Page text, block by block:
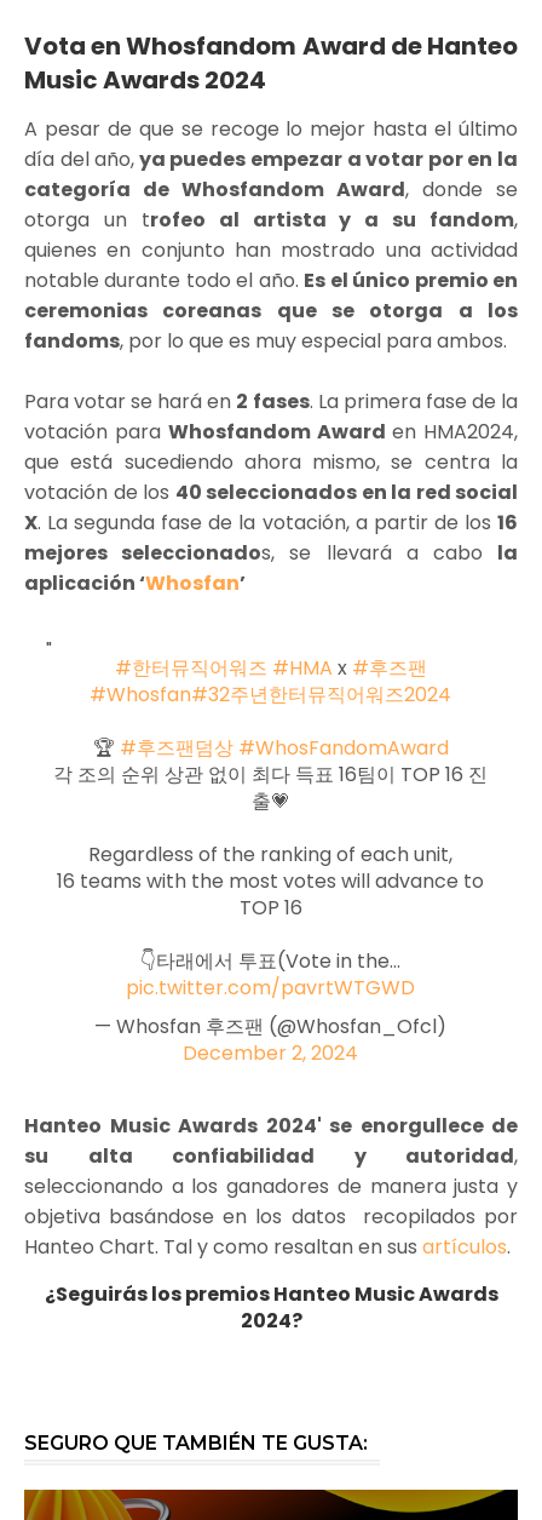
Vota en Whosfandom Award de Hanteo
Music Awards 2024
A pesar de que se recoge lo mejor hasta el último
día del año,ya puedes empezar a votar por en la
categoría de Whosfandom Award, donde se
otorga un trofeo al artista y a su fandom,
quienes en conjunto han mostrado una actividad
notable durante todo el año. Es el único premio en
ceremonias coreanas que se otorga a los
fandoms, por lo que es muy especial para ambos.
Para votar se hará en 2 fases. La primera fase de la
votación para Whosfandom Award en HMA2024,
que está sucediendo ahora mismo, se centra la
votación de los 40 seleccionados en la red social
X. La segunda fase de la votación, a partir de los 16
mejores seleccionados, se llevará a cabo la
aplicación ‘Whosfan’
#한터뮤직어워즈 #HMA x #후즈팬
#Whosfan#32주년한터뮤직어워즈2024
🏆 #후즈팬덤상 #WhosFandomAward
각 조의 순위 상관 없이 최다 득표 16팀이 TOP 16 진
출💗
Regardless of the ranking of each unit,
16 teams with the most votes will advance to
TOP 16
👇타래에서 투표(Vote in the…
pic.twitter.com/pavrtWTGWD
— Whosfan 후즈팬 (@Whosfan_Ofcl)
December 2, 2024
Hanteo Music Awards 2024' se enorgullece de
su alta confiabilidad y autoridad,
seleccionando a los ganadores de manera justa y
objetiva basándose en los datos recopilados por
Hanteo Chart. Tal y como resaltan en sus artículos.
¿Seguirás los premios Hanteo Music Awards
2024?
SEGURO QUE TAMBIÉN TE GUSTA: